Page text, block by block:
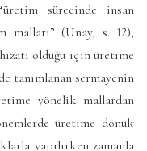
sürecinde insan
(Unay, s. 12),
olduğu için üretime
tanımlanan sermayenin
yönelik mallardan
üretime dönük
yapılırken zamanla